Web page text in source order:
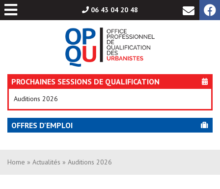
06 43 04 20 48
PROCHAINES SESSIONS DE QUALIFICATION
Auditions 2026
OFFRES D'EMPLOI
Aller
au
Home » Actualités » Auditions 2026